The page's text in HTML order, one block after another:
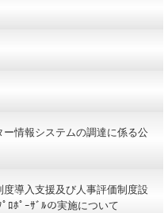
ー情報システムの調達に係る公
度導入支援及び人事評価制度設
ﾛﾎﾟｰｻﾞﾙの実施について